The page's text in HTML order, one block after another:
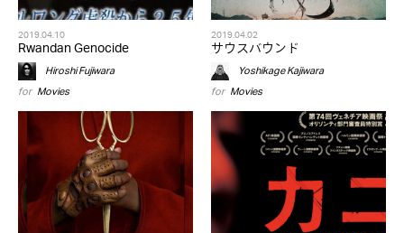
2019.04.10
Rwandan Genocide
Hiroshi Fujiwara
for Movies
2019.04.02
サウスバウンド
Yoshikage Kajiwara
for Movies